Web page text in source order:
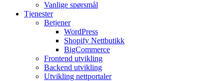
Vanlige spørsmål
Tjenester
Betjener
WordPress
Shopify Nettbutikk
BigCommerce
Frontend utvikling
Backend utvikling
Utvikling nettportaler